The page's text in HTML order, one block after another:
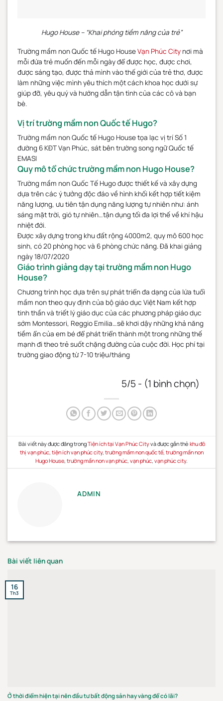
Hugo House – “Khai phóng tiềm năng của trẻ”
Trường mầm non Quốc tế Hugo HouseVạn Phúc City nơi mà
mỗi đứa trẻ muốn đến mỗi ngày để được học, được chơi,
được sáng tạo, được thả mình vào thế giới của trẻ thơ, được
làm những việc mình yêu thích một cách khoa học dưới sự
giúp đỡ, yêu quý và hướng dẫn tận tình của các cô và bạn
bè.
Vị trí trường mầm non Quốc tế Hugo?
Trường mầm non Quốc tế Hugo House tọa lạc vị trí Số 1
đường 6 KĐT Vạn Phúc, sát bên trường song ngữ Quốc tế
EMASI
Quy mô tổ chức trường mầm non Hugo House?
Trường mầm non Quốc Tế Hugo được thiết kế và xây dựng
dựa trên các ý tưởng độc đáo về hình khối kết hợp tiết kiệm
năng lượng, ưu tiên tận dụng năng lượng tự nhiên như: ánh
sáng mặt trời, gió tự nhiên…tận dụng tối đa lợi thế về khí hậu
nhiệt đới.
​​​​​​​Được xây dựng trong khu đất rộng 4000m2, quy mô 600 học
sinh, có 20 phòng học và 6 phòng chức năng. Đã khai giảng
ngày 18/07/2020
Giáo trình giảng dạy tại trường mầm non Hugo
House?
Chương trình học dựa trên sự phát triển đa dạng của lứa tuổi
mầm non theo quy định của bộ giáo dục Việt Nam kết hợp
tinh thần và triết lý giáo dục của các phương pháp giáo dục
sớm Montessori, Reggio Emilia…sẽ khơi dậy những khả năng
tiềm ẩn của em bé để phát triển thành một trong những thế
mạnh đi theo trẻ suốt chặng đường của cuộc đời. ​​​​​​​Học phí tại
trường giao động từ 7-10 triệu/tháng
5/5 - (1 bình chọn)
Bài viết này được đăng trongTiện ích tại Vạn Phúc Cityvà được gắn thẻ khu đô
thị vạn phúc, tiện ích vạn phúc city, trường mầm non quốc tế, trường mần non
Hugo House trường mần non vạn phúc vạn phúc vạn phúc city.
ADMIN
Bài viết liên quan
Ở thời điểm hiện tại nên đầu tư bất động sản hay vàng để có lãi?
16
Th3